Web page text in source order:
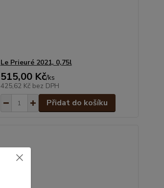
Le Prieuré 2021, 0,75l
515,00 Kč/ks
425,62 Kč bez DPH
Přidat do košíku